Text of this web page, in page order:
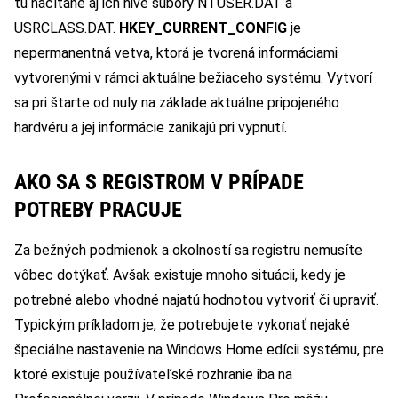
USRCLASS.DAT. HKEY_CURRENT_CONFIG je
nepermanentná vetva, ktorá je tvorená informáciami
vytvorenými v rámci aktuálne bežiaceho systému. Vytvorí
sa pri štarte od nuly na základe aktuálne pripojeného
hardvéru a jej informácie zanikajú pri vypnutí.
AKO SA S REGISTROM V PRÍPADE
POTREBY PRACUJE
Za bežných podmienok a okolností sa registru nemusíte
vôbec dotýkať. Avšak existuje mnoho situácii, kedy je
potrebné alebo vhodné najatú hodnotou vytvoriť či upraviť.
Typickým príkladom je, že potrebujete vykonať nejaké
špeciálne nastavenie na Windows Home edícii systému, pre
ktoré existuje používateľské rozhranie iba na